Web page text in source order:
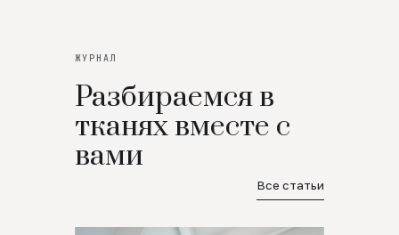
ЖУРНАЛ
Разбираемся в
тканях вместе с
вами
Все статьи